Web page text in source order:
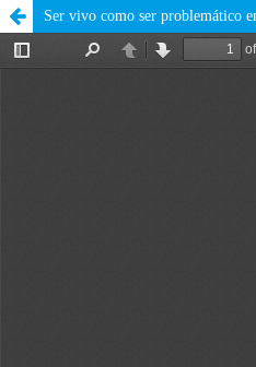
Ser vivo como ser problemático